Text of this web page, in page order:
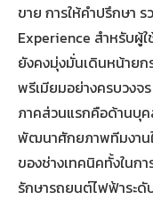
ขาย การให้คำปรึกษา
Experience สำหรับผู้
ยังคงมุ่งมั่นเดินหน้ายก
พรีเมียมอย่างครบวงจ
ภาคส่วนแรกคือด้านบุค
พัฒนาศักยภาพทีมงาน
ของช่างเทคนิคทั้งในก
รักษารถยนต์ไฟฟ้าระดั